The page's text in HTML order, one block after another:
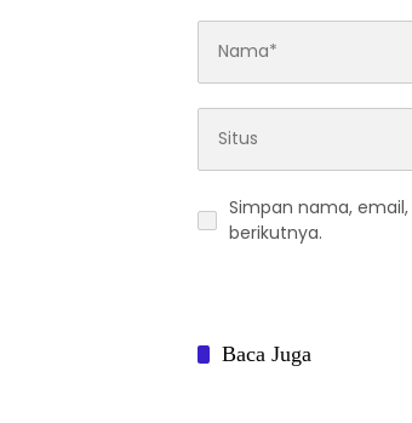
Simpan nama,
berikutnya.
Baca Juga